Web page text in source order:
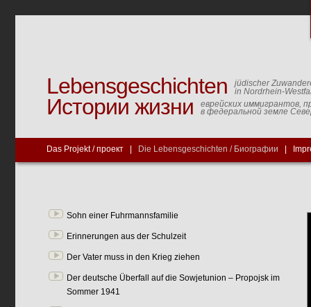
Lebensgeschichten
jüdischer
in Nordrhein-
Истории жизни еврейских иммигрантов,
в федеральной земле
Das Projekt / проект Die Lebensgeschichten / Биографии
Sohn einer Fuhrmannsfamilie
Erinnerungen aus der Schulzeit
Der Vater muss in den Krieg ziehen
Der deutsche Überfall auf die Sowjetunion – Propojsk im
Sommer 1941